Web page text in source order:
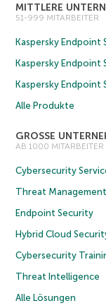
MITTLERE
51-999 MITARBEITER
Kaspersky Endpoint
Kaspersky Endpoint
Kaspersky Endpoint
Alle Produkte
GROSSE
AB 1000 MITARBEITER
Cybersecurity
Threat
Endpoint Security
Hybrid Cloud
Cybersecurity
Threat Intelligence
Alle Lösungen